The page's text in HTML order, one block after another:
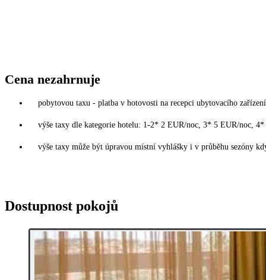
Cena nezahrnuje
pobytovou taxu - platba v hotovosti na recepci ubytovacího
výše taxy dle kategorie hotelu: 1-2* 2 EUR/noc, 3* 5 EUR/noc,
výše taxy může být úpravou místní vyhlášky i v průběhu sezóny
Dostupnost pokojů